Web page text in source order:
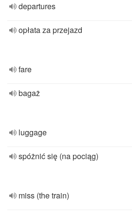
departures
opłata za przejazd
fare
bagaż
luggage
spóżnić się (na pociąg)
miss (the train)